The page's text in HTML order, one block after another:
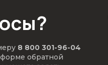
8 800 301-96-04
обратной